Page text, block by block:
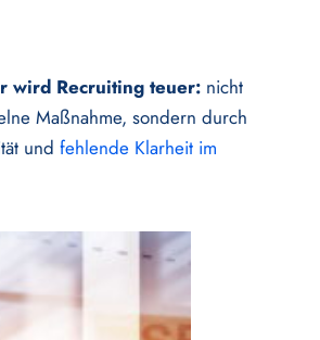
wird Recruiting teuer:nicht
Maßnahme, sondern durch
und fehlende Klarheit im